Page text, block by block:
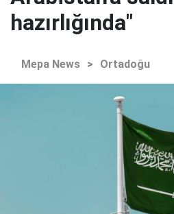
hazırlığında"
Mepa News > Ortadoğu